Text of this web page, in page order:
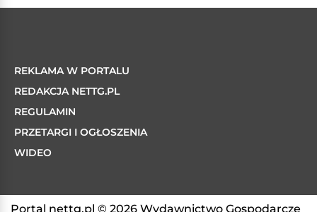
REKLAMA W PORTALU
REDAKCJA NETTG.PL
REGULAMIN
PRZETARGI I OGŁOSZENIA
WIDEO
Portal nettg.pl © 2026 Wydawnictwo Gospodarcze